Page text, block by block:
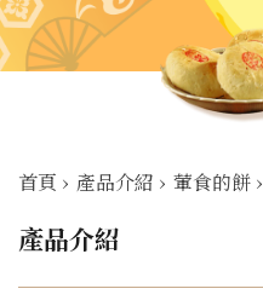
首頁 › 產品介紹 › 葷食的餅 ›
產品介紹